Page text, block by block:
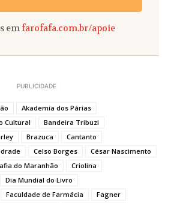
emfarofafa.com.br/apoie
PUBLICIDADE
Akademia dos Párias
Cultural
Bandeira Tribuzi
Brazuca
Cantanto
Celso Borges
César Nascimento
do Maranhão
Criolina
Dia Mundial do Livro
Faculdade de Farmácia
Fagner